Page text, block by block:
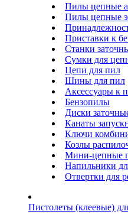
Пилы цепные
Пилы цепные
Приставки к
Станки
Сумки для
Цепи для пил
Шины для пил
Аксессуары к
Бензопилы
Диски
Канаты
Ключи
Козлы
Мини-цепные
Напильники
Отвертки для
Пистолеты (клеевые)